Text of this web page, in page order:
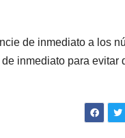
de inmediato a los
inmediato para evitar